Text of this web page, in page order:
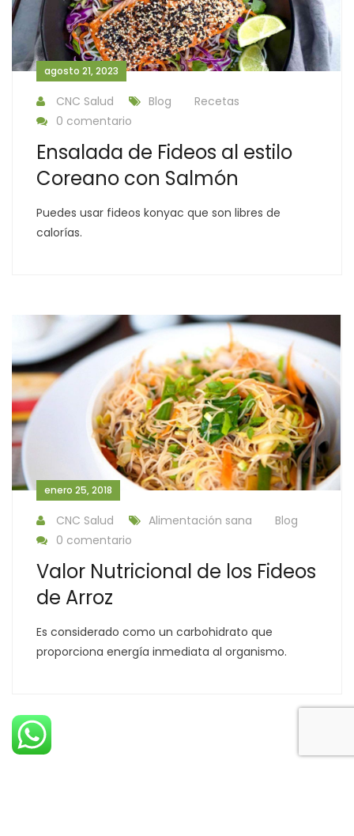
agosto 21, 2023
CNC Salud Blog
Recetas
0 comentario
Ensalada de Fideos al estilo
Coreano con Salmón
Puedes usar fideos konyac que son libres de
calorías.
enero 25, 2018
CNC Salud Alimentación sana
Blog
0 comentario
Valor Nutricional de los Fideos
de Arroz
Es considerado como un carbohidrato que
proporciona energía inmediata al organismo.